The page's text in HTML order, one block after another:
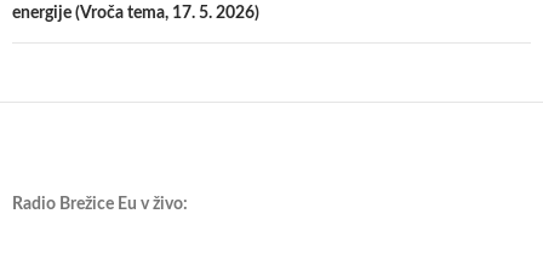
energije (Vroča tema, 17. 5. 2026)
Radio Brežice Eu v živo: